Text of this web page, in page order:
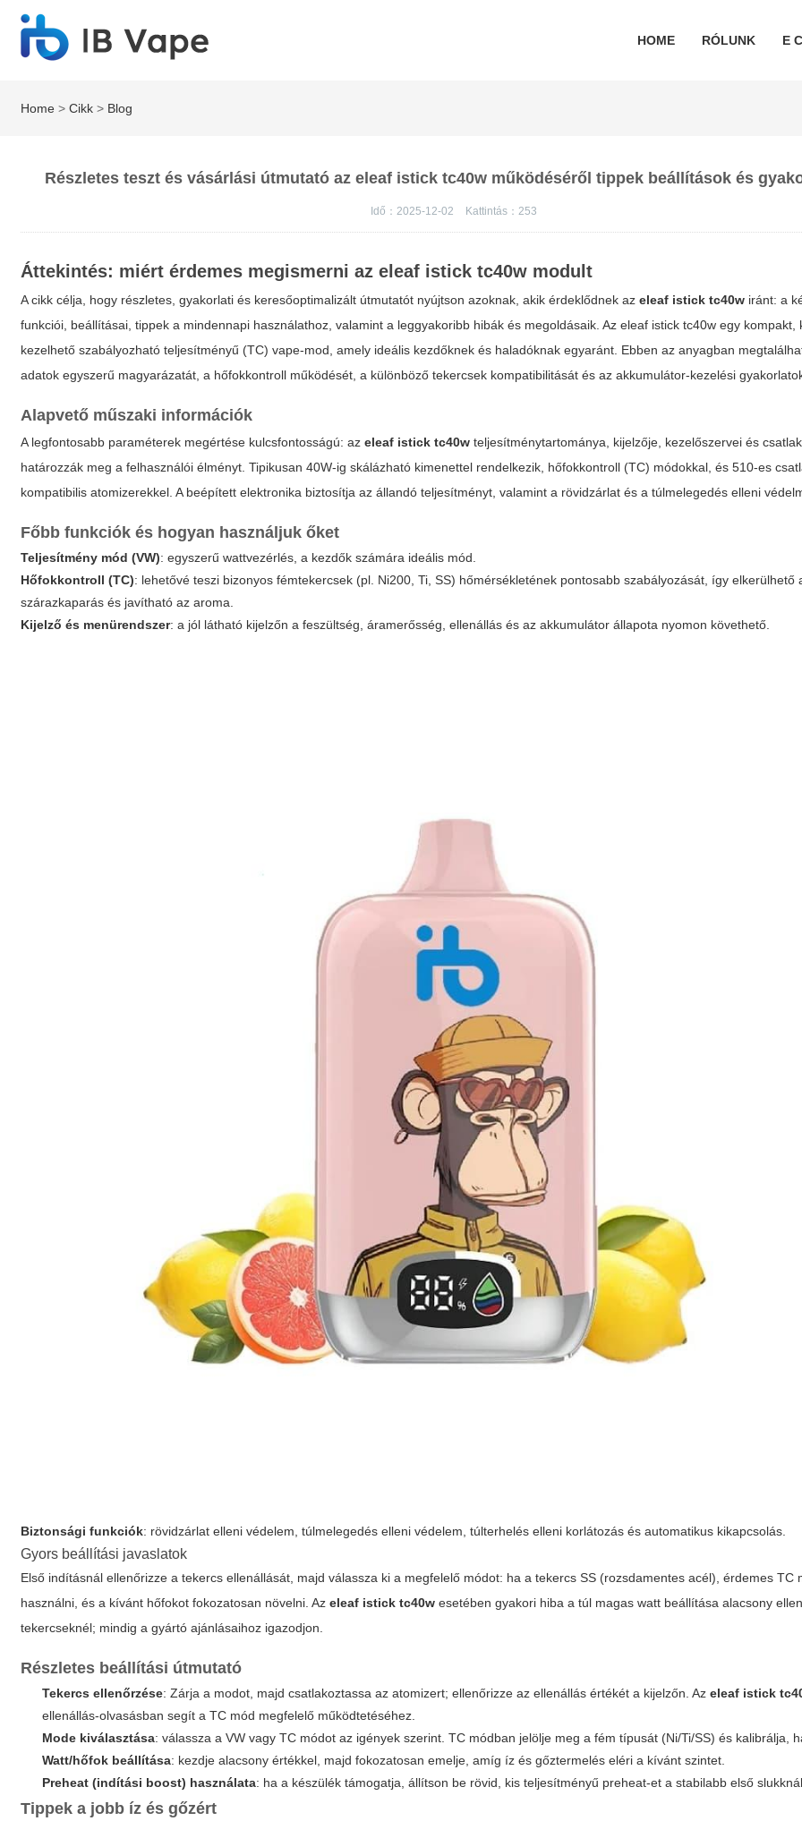
HOME RÓLUNK E
Home >Cikk > Blog
Részletes teszt és vásárlási útmutató az eleaf istick tc40w működéséről tippek beállítások és
Idő：2025-12-02 Kattintás： 253
Áttekintés: miért érdemes megismerni azeleaf istick tc40w modult
A cikk célja, hogy részletes, gyakorlati és keresőoptimalizált útmutatót nyújtson azoknak, akik érdeklődnek azeleaf istick tc40w iránt: a
funkciói, beállításai, tippek a mindennapi használathoz, valamint a leggyakoribb hibák és megoldásaik. Azeleaf istick tc40w egy kompakt,
kezelhető szabályozható teljesítményű (TC) vape-mod, amely ideális kezdőknek és haladóknak egyaránt. Ebben az anyagban
adatok egyszerű magyarázatát, a hőfokkontroll működését, a különböző tekercsek kompatibilitását és az akkumulátor-kezelési
Alapvető műszaki információk
A legfontosabb paraméterek megértése kulcsfontosságú: azeleaf istick tc40w teljesítménytartománya, kijelzője, kezelőszervei és
határozzák meg a felhasználói élményt. Tipikusan 40W-ig skálázható kimenettel rendelkezik, hőfokkontroll (TC) módokkal, és 510-es
kompatibilis atomizerekkel. A beépített elektronika biztosítja az állandó teljesítményt, valamint a rövidzárlat és a túlmelegedés elleni
Főbb funkciók és hogyan használjuk őket
Teljesítmény mód (VW): egyszerű wattvezérlés, a kezdők számára ideális mód.
Hőfokkontroll (TC): lehetővé teszi bizonyos fémtekercsek (pl. Ni200, Ti, SS) hőmérsékletének pontosabb szabályozását, így elkerülhető
szárazkaparás és javítható az aroma.
Kijelző és menürendszer: a jól látható kijelzőn a feszültség, áramerősség, ellenállás és az akkumulátor állapota nyomon követhető.
Biztonsági funkciók: rövidzárlat elleni védelem, túlmelegedés elleni védelem, túlterhelés elleni korlátozás és automatikus kikapcsolás.
Gyors beállítási javaslatok
Első indításnál ellenőrizze a tekercs ellenállását, majd válassza ki a megfelelő módot: ha a tekercs SS (rozsdamentes acél), érdemes TC
használni, és a kívánt hőfokot fokozatosan növelni. Azeleaf istick tc40w esetében gyakori hiba a túl magas watt beállítása alacsony
tekercseknél; mindig a gyártó ajánlásaihoz igazodjon.
Részletes beállítási útmutató
Tekercs ellenőrzése: Zárja a modot, majd csatlakoztassa az atomizert; ellenőrizze az ellenállás értékét a kijelzőn. Azeleaf istick
ellenállás-olvasásban segít a TC mód megfelelő működtetéséhez.
Mode kiválasztása: válassza a VW vagy TC módot az igények szerint. TC módban jelölje meg a fém típusát (Ni/Ti/SS) és kalibrálja,
Watt/hőfok beállítása: kezdje alacsony értékkel, majd fokozatosan emelje, amíg íz és gőztermelés eléri a kívánt szintet.
Preheat (indítási boost) használata: ha a készülék támogatja, állítson be rövid, kis teljesítményű preheat-et a stabilabb első
Tippek a jobb íz és gőzért